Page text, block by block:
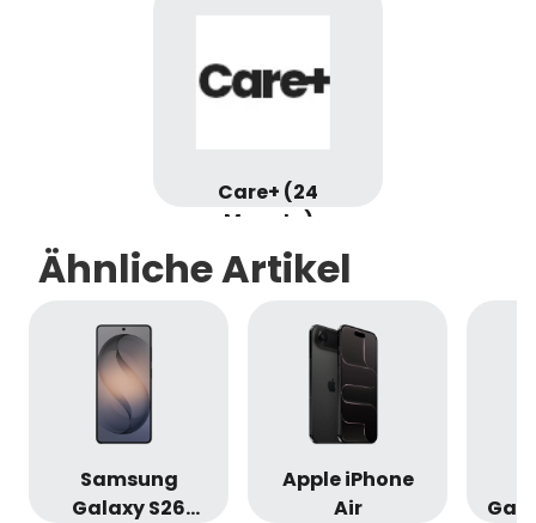
Care+ (24
Monate)
Ähnliche Artikel
Samsung
Galaxy S26
Apple iPhone
Air